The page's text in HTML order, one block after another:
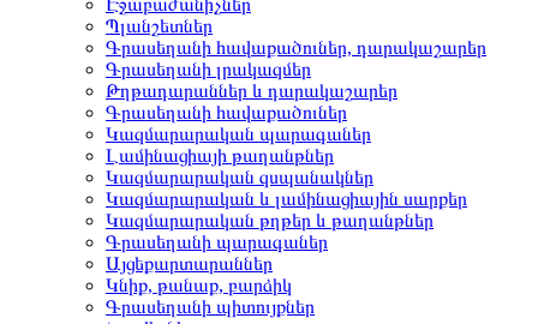
Էջաբաժանիչներ
Պլանշետներ
Գրասեղանի հավաքածուներ, դարակաշարեր
Գրասեղանի լրակազմեր
Թղթադարաններ և դարակաշարեր
Գրասեղանի հավաքածուներ
Կազմարարական պարագաներ
Լամինացիայի թաղանթներ
Կազմարարական զսպանակներ
Կազմարարական և լամինացիային սարքեր
Կազմարարական թղթեր և թաղանթներ
Գրասեղանի պարագաներ
Այցեքարտարաններ
Կնիք, թանաք, բարձիկ
Գրասեղանի պիտույքներ